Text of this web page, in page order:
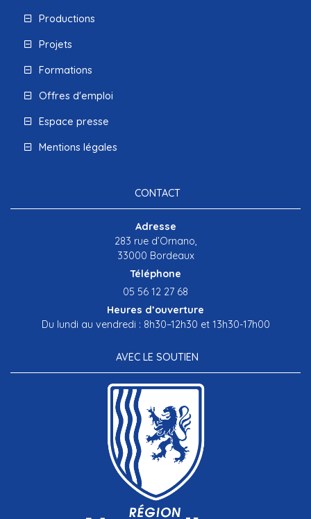
Productions
Projets
Formations
Offres d'emploi
Espace presse
Mentions légales
CONTACT
Adresse
283 rue d’Ornano,
33000 Bordeaux
Téléphone
05 56 12 27 68
Heures d’ouverture
Du lundi au vendredi : 8h30–12h30 et 13h30-17h00
AVEC LE SOUTIEN